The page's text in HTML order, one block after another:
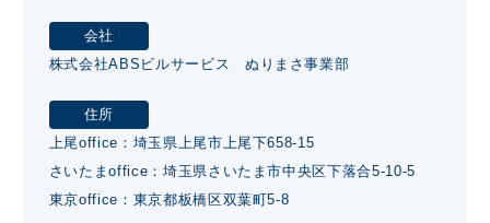
会社
株式会社ABSビルサービス ぬりまさ事業部
住所
上尾office：埼玉県上尾市上尾下658-15
さいたまoffice：埼玉県さいたま市中央区下落合5-10-5
東京office：東京都板橋区双葉町5-8